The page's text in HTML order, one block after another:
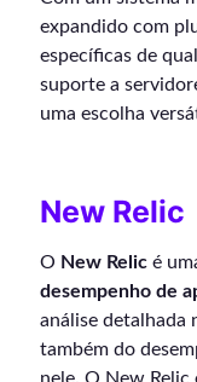
expandido com
específicas de
suporte a
uma escolha
New Relic
O New Relic é
desempenho de
análise detalhada
também do